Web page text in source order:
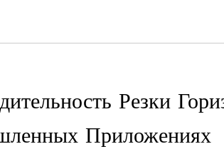
Резки
Приложениях